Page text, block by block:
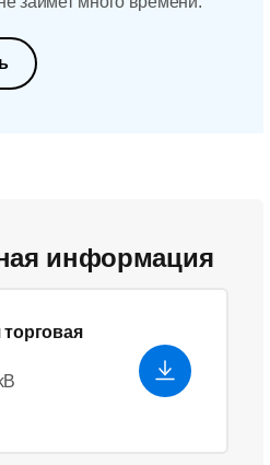
информация